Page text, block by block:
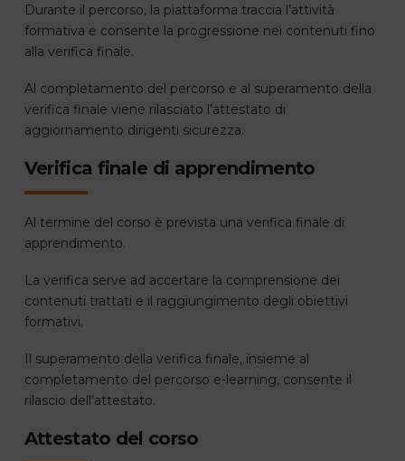
Durante il percorso, la piattaforma traccia l’attività
formativa e consente la progressione nei contenuti fino
alla verifica finale.
Al completamento del percorso e al superamento della
verifica finale viene rilasciato l’attestato di
aggiornamento dirigenti sicurezza.
Verifica finale di apprendimento
Al termine del corso è prevista una verifica finale di
apprendimento.
La verifica serve ad accertare la comprensione dei
contenuti trattati e il raggiungimento degli obiettivi
formativi.
Il superamento della verifica finale, insieme al
completamento del percorso e-learning, consente il
rilascio dell’attestato.
Attestato del corso